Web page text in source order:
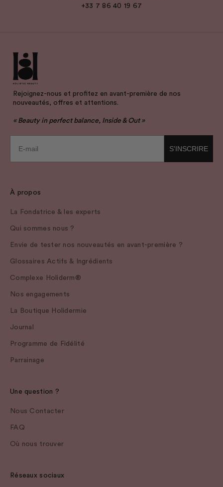
+33 7 86 40 19 67
Rejoignez-nous et profitez en avant-première de nos
nouveautés, offres et attentions.
« Beauty in perfect balance, Inside & Out »
S'INSCRIRE
À propos
La Fondatrice & les experts
Qui sommes nous ?
Envie de tester nos nouveautés en avant-première ?
Glossaires Actifs & Ingrédients
Complexe Holiderm®
Nos engagements
La Boutique Holidermie
Journal
Programme de Fidélité
Parrainage
Une question ?
Nous Contacter
FAQ
Où nous trouver
Réseaux sociaux